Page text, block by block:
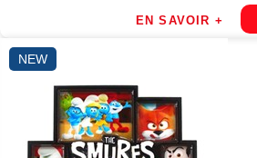
EN SAVOIR +
NEW